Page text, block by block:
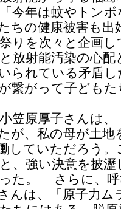
今年は蚊やトン
ちの健康被害も出
りを次々と企画
放射能汚染の心配
られている矛盾し
繋がって子ども
笠原厚子さんは、
が、私の母が土地
していただろう
、強い決意を披
た。 さらに、
んは、「原子力ム